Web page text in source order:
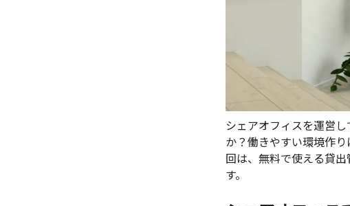
シェアオフィスを運営
か？働きやすい環境作
回は、無料で使える貸
す。